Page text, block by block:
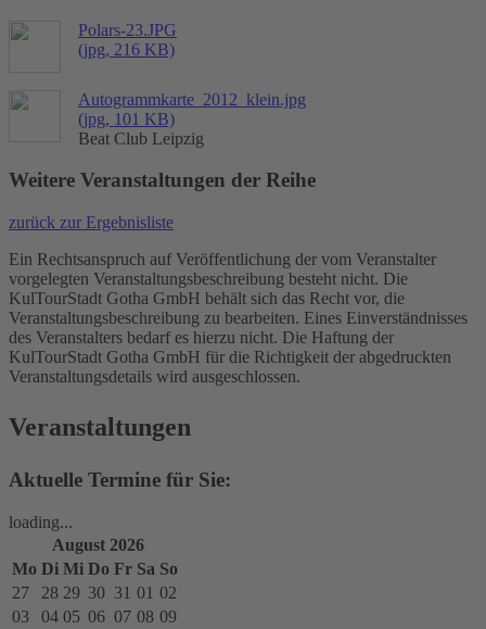
Polars-23.JPG
(jpg, 216 KB)
Autogrammkarte_2012_klein.jpg
(jpg, 101 KB)
Beat Club Leipzig
Weitere Veranstaltungen der Reihe
zurück zur Ergebnisliste
Ein Rechtsanspruch auf Veröffentlichung der vom Veranstalter
vorgelegten Veranstaltungsbeschreibung besteht nicht. Die
KulTourStadt Gotha GmbH behält sich das Recht vor, die
Veranstaltungsbeschreibung zu bearbeiten. Eines Einverständnisses
des Veranstalters bedarf es hierzu nicht. Die Haftung der
KulTourStadt Gotha GmbH für die Richtigkeit der abgedruckten
Veranstaltungsdetails wird ausgeschlossen.
Veranstaltungen
Aktuelle Termine für Sie:
loading...
August 2026
Mo Di Mi Do Fr Sa So
27
28 29 30 31 01 02
03
04 05 06 07 08 09